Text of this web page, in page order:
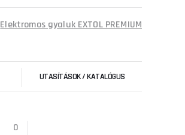
Elektromos gyaluk EXTOL PREMIUM
UTASÍTÁSOK / KATALÓGUS
0